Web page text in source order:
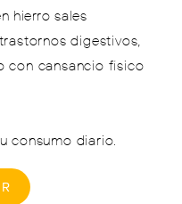
hierro sales
digestivos,
con cansancio físico
consumo diario.